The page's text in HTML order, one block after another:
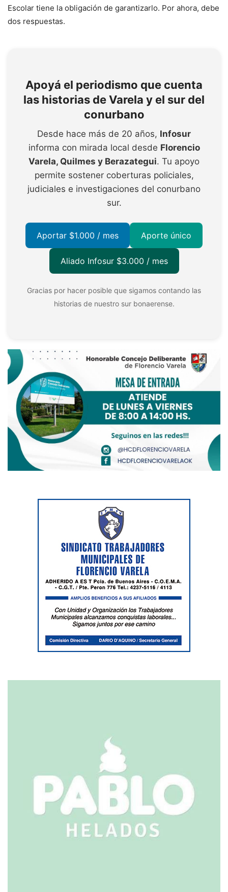
Escolar tiene la obligación de garantizarlo. Por ahora, debe
dos respuestas.
Apoyá el periodismo que cuenta
las historias de Varela y el sur del
conurbano
Desde hace más de 20 años, Infosur
informa con mirada local desde Florencio
Varela, Quilmes y Berazategui. Tu apoyo
permite sostener coberturas policiales,
judiciales e investigaciones del conurbano
sur.
Aportar $1.000 / mes Aporte único
Aliado Infosur $3.000 / mes
Gracias por hacer posible que sigamos contando las
historias de nuestro sur bonaerense.